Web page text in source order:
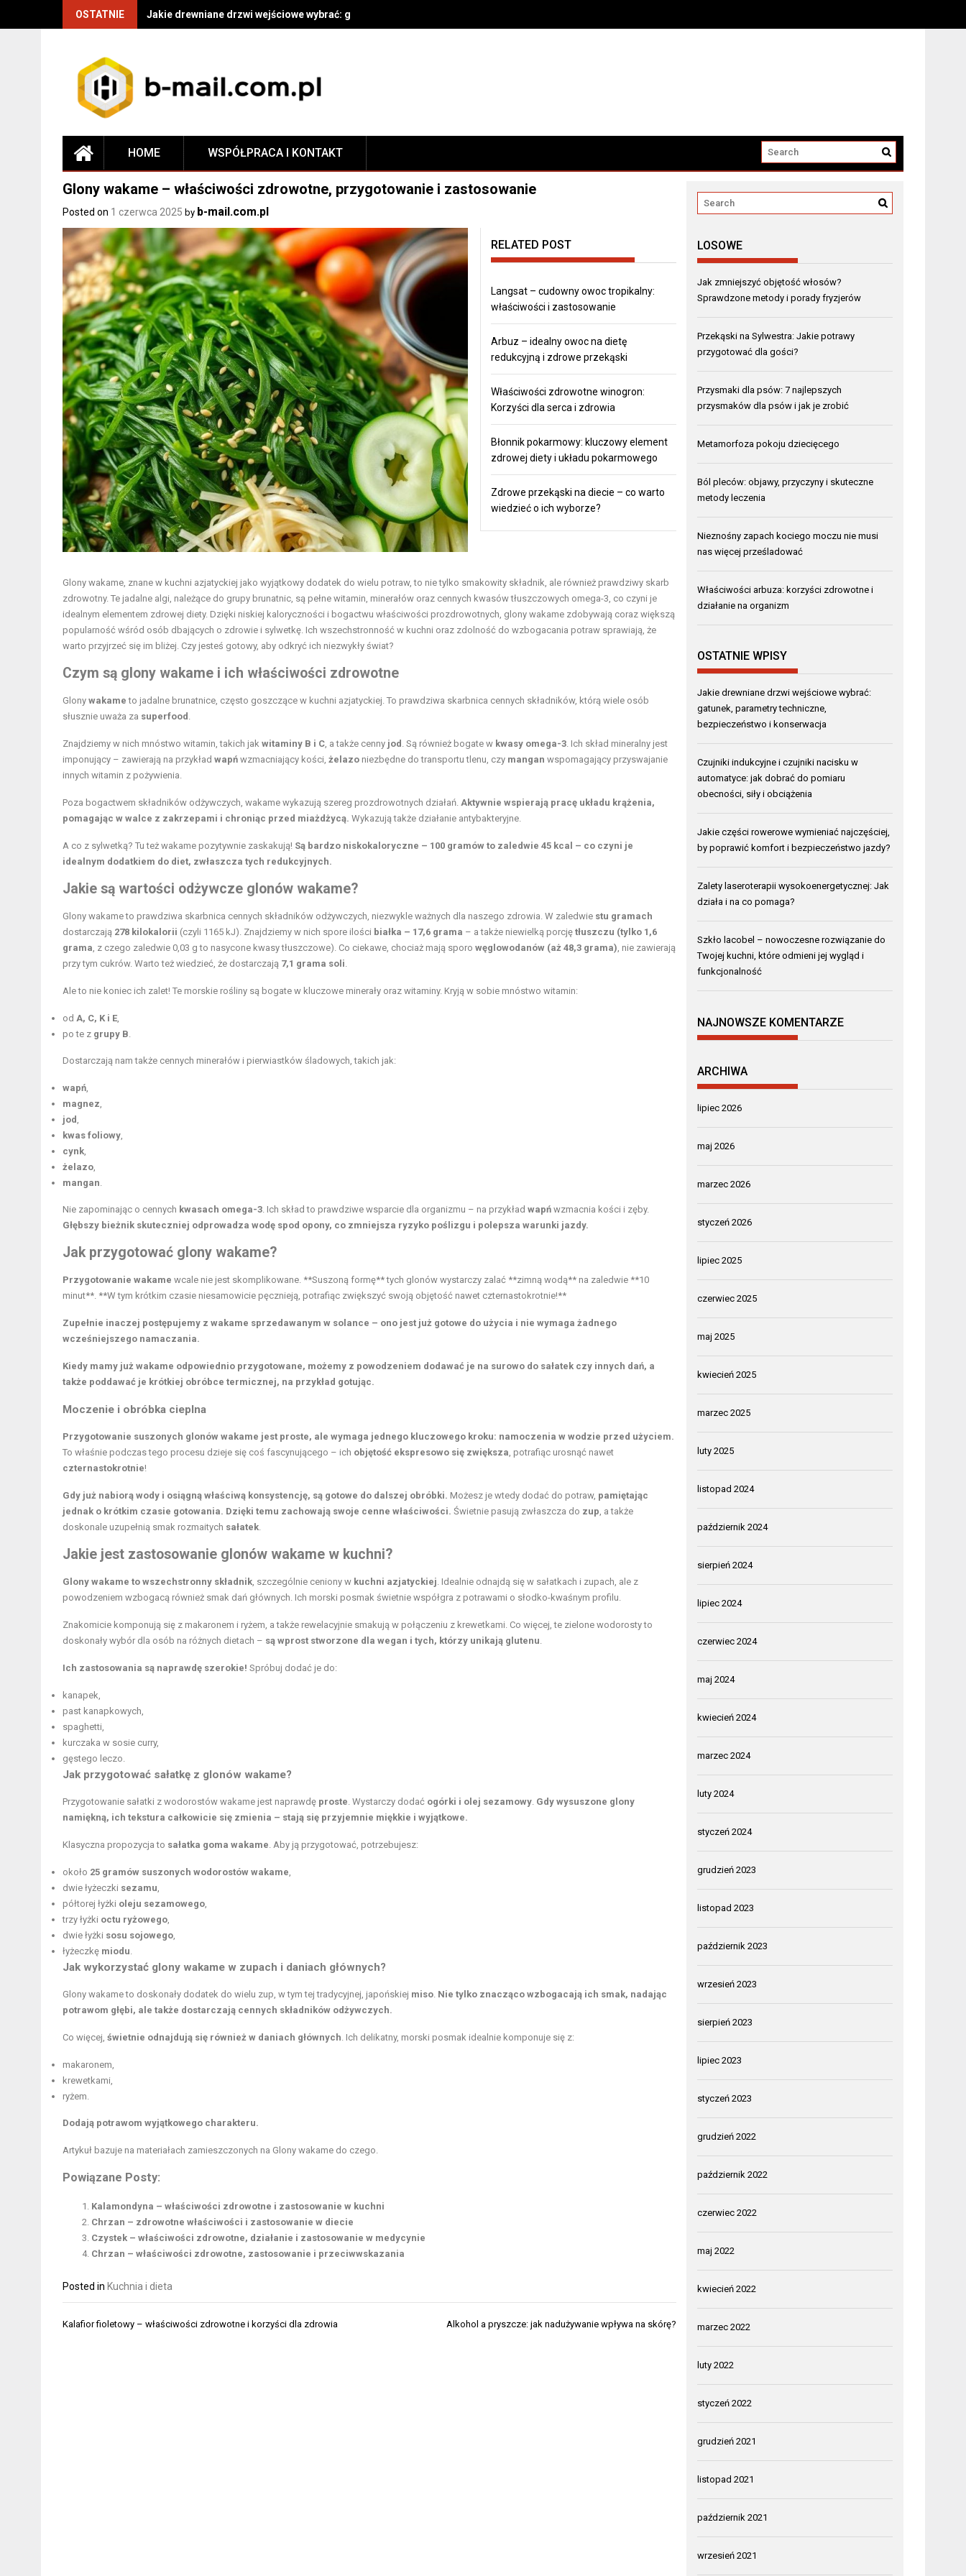
OSTATNIE Jakie drewniane drzwi wejściowe wybrać: gatunek, parametry techniczne, bezpieczeństwo i konserwacja
HOME WSPÓŁPRACA I KONTAKT
Glony wakame – właściwości zdrowotne, przygotowanie i zastosowanie
Posted on 1 czerwca 2025 by b-mail.com.pl
RELATED POST
Langsat – cudowny owoc tropikalny:
właściwości i zastosowanie
Arbuz – idealny owoc na dietę
redukcyjną i zdrowe przekąski
Właściwości zdrowotne winogron:
Korzyści dla serca i zdrowia
Błonnik pokarmowy: kluczowy element
zdrowej diety i układu pokarmowego
Zdrowe przekąski na diecie – co warto
wiedzieć o ich wyborze?
Glony wakame, znane w kuchni azjatyckiej jako wyjątkowy dodatek do wielu potraw, to nie tylko smakowity składnik, ale również prawdziwy skarb
zdrowotny. Te jadalne algi, należące do grupy brunatnic, są pełne witamin, minerałów oraz cennych kwasów tłuszczowych omega-3, co czyni je
idealnym elementem zdrowej diety. Dzięki niskiej kaloryczności i bogactwu właściwości prozdrowotnych, glony wakame zdobywają coraz większą
popularność wśród osób dbających o zdrowie i sylwetkę. Ich wszechstronność w kuchni oraz zdolność do wzbogacania potraw sprawiają, że
warto przyjrzeć się im bliżej. Czy jesteś gotowy, aby odkryć ich niezwykły świat?
Czym są glony wakame i ich właściwości zdrowotne
Glony wakame to jadalne brunatnice, często goszczące w kuchni azjatyckiej. To prawdziwa skarbnica cennych składników, którą wiele osób
słusznie uważa za superfood
Znajdziemy w nich mnóstwo witamin, takich jak witaminy B i C , a także cenny jod . Są również bogate w kwasy omega-3 . Ich skład mineralny jest
imponujący – zawierają na przykład wapń wzmacniający kości, żelazo niezbędne do transportu tlenu, czy mangan wspomagający przyswajanie
innych witamin z pożywienia.
Poza bogactwem składników odżywczych, wakame wykazują szereg prozdrowotnych działań. Aktywnie wspierają pracę układu krążenia,
pomagając w walce z zakrzepami i chroniąc przed miażdżycą. Wykazują także działanie antybakteryjne.
A co z sylwetką? Tu też wakame pozytywnie zaskakują! Są bardzo niskokaloryczne – 100 gramów to zaledwie 45 kcal – co czyni je
idealnym dodatkiem do diet, zwłaszcza tych redukcyjnych.
Jakie są wartości odżywcze glonów wakame?
Glony wakame to prawdziwa skarbnica cennych składników odżywczych, niezwykle ważnych dla naszego zdrowia. W zaledwie stu gramach
dostarczają 278 kilokalorii (czyli 1165 kJ). Znajdziemy w nich spore ilości białka – 17,6 grama – a także niewielką porcję tłuszczu (tylko 1,6
grama , z czego zaledwie 0,03 g to nasycone kwasy tłuszczowe). Co ciekawe, chociaż mają sporo węglowodanów (aż 48,3 grama) , nie zawierają
przy tym cukrów. Warto też wiedzieć, że dostarczają 7,1 grama soli
Ale to nie koniec ich zalet! Te morskie rośliny są bogate w kluczowe minerały oraz witaminy. Kryją w sobie mnóstwo witamin:
od A, C, K i E
po te z grupy B
Dostarczają nam także cennych minerałów i pierwiastków śladowych, takich jak:
wapń
magnez
jod
kwas foliowy
cynk
żelazo
mangan
Nie zapominając o cennych kwasach omega-3 . Ich skład to prawdziwe wsparcie dla organizmu – na przykład wapń wzmacnia kości i zęby.
Głębszy bieżnik skuteczniej odprowadza wodę spod opony, co zmniejsza ryzyko poślizgu i polepsza warunki jazdy.
Jak przygotować glony wakame?
Przygotowanie wakame wcale nie jest skomplikowane. **Suszoną formę** tych glonów wystarczy zalać **zimną wodą** na zaledwie **10
minut**. **W tym krótkim czasie niesamowicie pęcznieją, potrafiąc zwiększyć swoją objętość nawet czternastokrotnie!**
Zupełnie inaczej postępujemy z wakame sprzedawanym w solance – ono jest już gotowe do użycia i nie wymaga żadnego
wcześniejszego namaczania.
Kiedy mamy już wakame odpowiednio przygotowane, możemy z powodzeniem dodawać je na surowo do sałatek czy innych dań, a
także poddawać je krótkiej obróbce termicznej, na przykład gotując.
Moczenie i obróbka cieplna
Przygotowanie suszonych glonów wakame jest proste, ale wymaga jednego kluczowego kroku: namoczenia w wodzie przed użyciem.
To właśnie podczas tego procesu dzieje się coś fascynującego – ich objętość ekspresowo się zwiększa , potrafiąc urosnąć nawet
czternastokrotnie!
Gdy już nabiorą wody i osiągną właściwą konsystencję, są gotowe do dalszej obróbki. Możesz je wtedy dodać do potraw, pamiętając
jednak o krótkim czasie gotowania. Dzięki temu zachowają swoje cenne właściwości. Świetnie pasują zwłaszcza do zup , a także
doskonale uzupełnią smak rozmaitych sałatek
Jakie jest zastosowanie glonów wakame w kuchni?
Glony wakame to wszechstronny składnik , szczególnie ceniony w kuchni azjatyckiej . Idealnie odnajdą się w sałatkach i zupach, ale z
powodzeniem wzbogacą również smak dań głównych. Ich morski posmak świetnie współgra z potrawami o słodko-kwaśnym profilu.
Znakomicie komponują się z makaronem i ryżem, a także rewelacyjnie smakują w połączeniu z krewetkami. Co więcej, te zielone wodorosty to
doskonały wybór dla osób na różnych dietach – są wprost stworzone dla wegan i tych, którzy unikają glutenu
Ich zastosowania są naprawdę szerokie! Spróbuj dodać je do:
kanapek,
past kanapkowych,
spaghetti,
kurczaka w sosie curry,
gęstego leczo.
Jak przygotować sałatkę z glonów wakame?
Przygotowanie sałatki z wodorostów wakame jest naprawdę proste . Wystarczy dodać ogórki i olej sezamowy Gdy wysuszone glony
namiękną, ich tekstura całkowicie się zmienia – stają się przyjemnie miękkie i wyjątkowe.
Klasyczna propozycja to sałatka goma wakame . Aby ją przygotować, potrzebujesz:
około 25 gramów suszonych wodorostów wakame
dwie łyżeczki sezamu
półtorej łyżki oleju sezamowego
trzy łyżki octu ryżowego
dwie łyżki sosu sojowego
łyżeczkę miodu
Jak wykorzystać glony wakame w zupach i daniach głównych?
Glony wakame to doskonały dodatek do wielu zup, w tym tej tradycyjnej, japońskiej miso Nie tylko znacząco wzbogacają ich smak, nadając
potrawom głębi, ale także dostarczają cennych składników odżywczych.
Co więcej, świetnie odnajdują się również w daniach głównych . Ich delikatny, morski posmak idealnie komponuje się z:
makaronem,
krewetkami,
ryżem.
Dodają potrawom wyjątkowego charakteru.
Artykuł bazuje na materiałach zamieszczonych na Glony wakame do czego
Powiązane Posty:
Kalamondyna – właściwości zdrowotne i zastosowanie w kuchni
Chrzan – zdrowotne właściwości i zastosowanie w diecie
Czystek – właściwości zdrowotne, działanie i zastosowanie w medycynie
Chrzan – właściwości zdrowotne, zastosowanie i przeciwwskazania
Posted in Kuchnia i dieta
Nawigacja
Kalafior fioletowy – właściwości zdrowotne i korzyści dla zdrowia Alkohol a pryszcze: jak nadużywanie wpływa na skórę?
LOSOWE
Jak zmniejszyć objętość włosów?
Sprawdzone metody i porady fryzjerów
Przekąski na Sylwestra: Jakie potrawy
przygotować dla gości?
Przysmaki dla psów: 7 najlepszych
przysmaków dla psów i jak je zrobić
Metamorfoza pokoju dziecięcego
Ból pleców: objawy, przyczyny i skuteczne
metody leczenia
Nieznośny zapach kociego moczu nie musi
nas więcej prześladować
Właściwości arbuza: korzyści zdrowotne i
działanie na organizm
OSTATNIE WPISY
Jakie drewniane drzwi wejściowe wybrać:
gatunek, parametry techniczne,
bezpieczeństwo i konserwacja
Czujniki indukcyjne i czujniki nacisku w
automatyce: jak dobrać do pomiaru
obecności, siły i obciążenia
Jakie części rowerowe wymieniać najczęściej,
by poprawić komfort i bezpieczeństwo jazdy?
Zalety laseroterapii wysokoenergetycznej: Jak
działa i na co pomaga?
Szkło lacobel – nowoczesne rozwiązanie do
Twojej kuchni, które odmieni jej wygląd i
funkcjonalność
NAJNOWSZE KOMENTARZE
ARCHIWA
lipiec 2026
maj 2026
marzec 2026
styczeń 2026
lipiec 2025
czerwiec 2025
maj 2025
kwiecień 2025
marzec 2025
luty 2025
listopad 2024
październik 2024
sierpień 2024
lipiec 2024
czerwiec 2024
maj 2024
kwiecień 2024
marzec 2024
luty 2024
styczeń 2024
grudzień 2023
listopad 2023
październik 2023
wrzesień 2023
sierpień 2023
lipiec 2023
styczeń 2023
grudzień 2022
październik 2022
czerwiec 2022
maj 2022
kwiecień 2022
marzec 2022
luty 2022
styczeń 2022
grudzień 2021
listopad 2021
październik 2021
wrzesień 2021